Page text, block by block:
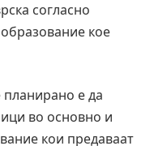
согласно
кое
е да
во основно и
кои предаваат